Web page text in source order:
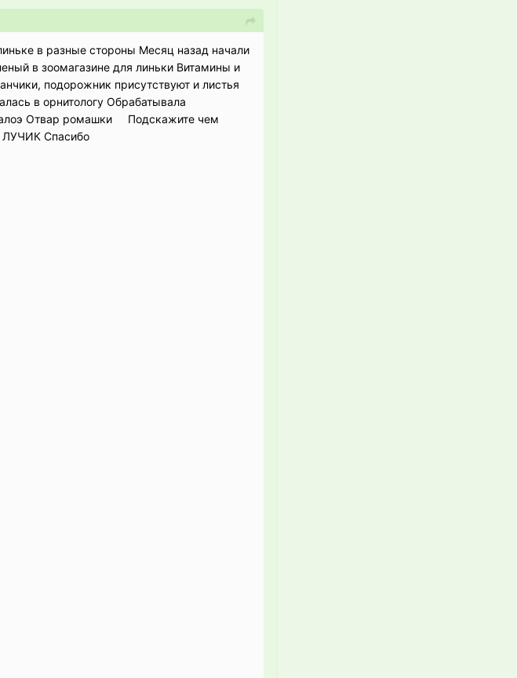
в разные стороны Месяц назад начали
в зоомагазине для линьки Витамины и
подорожник присутствуют и листья
в орнитологу Обрабатывала
алоэ Отвар ромашки Подскажите чем
ЛУЧИК Спасибо